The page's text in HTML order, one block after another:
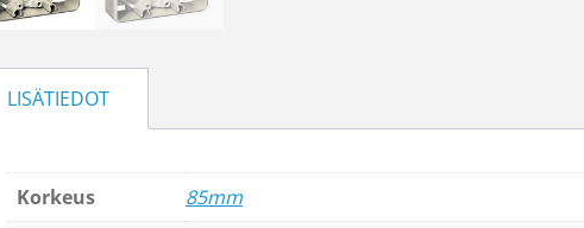
LISÄTIEDOT
Korkeus
85mm